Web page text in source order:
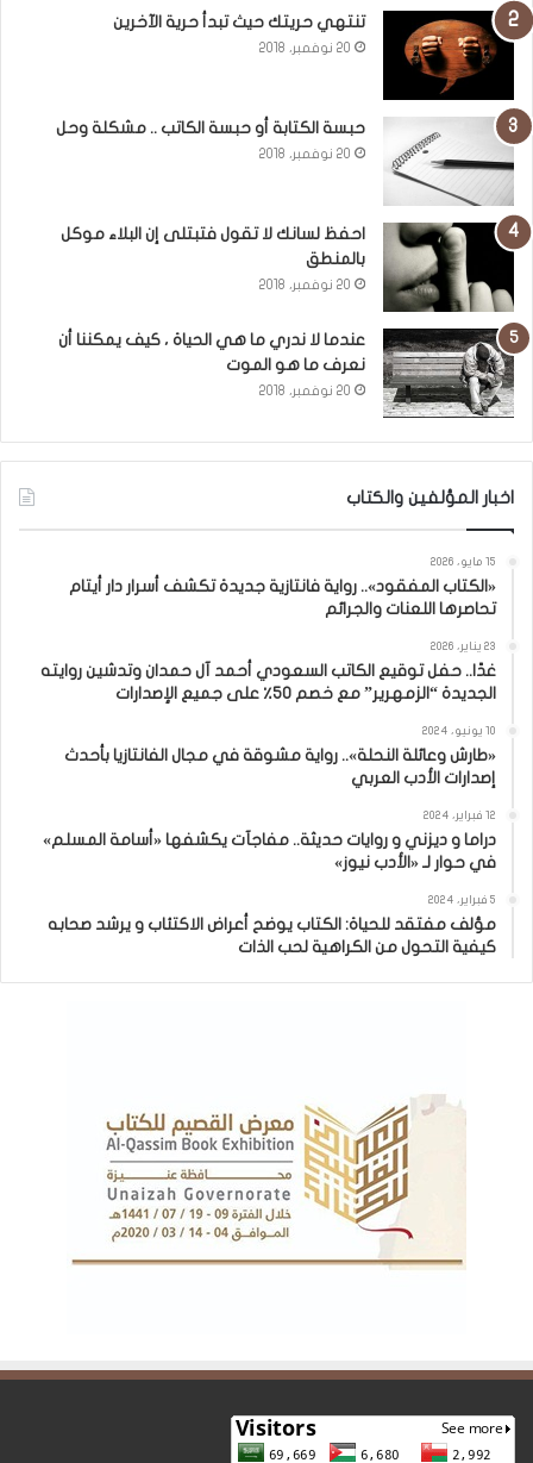
تنتهي حريتك حيث تبدأ حرية الآخرين
20 نوفمبر، 2018
حبسة الكتابة أو حبسة الكاتب .. مشكلة وحل
20 نوفمبر، 2018
احفظ لسانك لا تقول فتبتلى إن البلاء موكل
بالمنطق
20 نوفمبر، 2018
عندما لا ندري ما هي الحياة ، كيف يمكننا أن
نعرف ما هو الموت
20 نوفمبر، 2018
اخبار المؤلفين والكتاب
15 مايو، 2026
«الكتاب المفقود».. رواية فانتازية جديدة تكشف أسرار دار أيتام
تحاصرها اللعنات والجرائم
23 يناير، 2026
غدًا.. حفل توقيع الكاتب السعودي أحمد آل حمدان وتدشين روايته
الجديدة “الزمهرير” مع خصم 50٪ على جميع الإصدارات
10 يونيو، 2024
«طارش وعائلة النحلة».. رواية مشوقة في مجال الفانتازيا بأحدث
إصدارات الأدب العربي
12 فبراير، 2024
دراما و ديزني و روايات حديثة.. مفاجآت يكشفها «أسامة المسلم»
في حوار لـ «الأدب نيوز»
5 فبراير، 2024
مؤلف مفتقد للحياة: الكتاب يوضح أعراض الاكتئاب و يرشد صحابه
كيفية التحول من الكراهية لحب الذات